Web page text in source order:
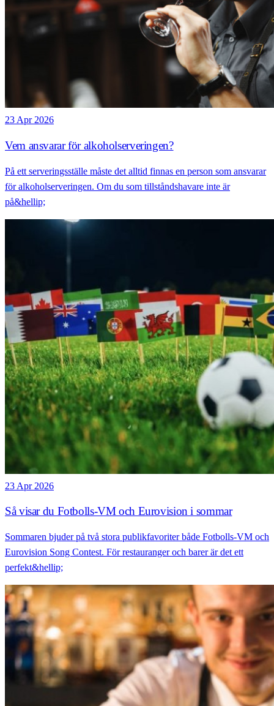
23 Apr 2026
Vem ansvarar för alkoholserveringen?
På ett serveringsställe måste det alltid finnas en person som ansvarar
för alkoholserveringen. Om du som tillståndshavare inte är
på&hellip;
23 Apr 2026
Så visar du Fotbolls-VM och Eurovision i sommar
Sommaren bjuder på två stora publikfavoriter både Fotbolls-VM och
Eurovision Song Contest. För restauranger och barer är det ett
perfekt&hellip;